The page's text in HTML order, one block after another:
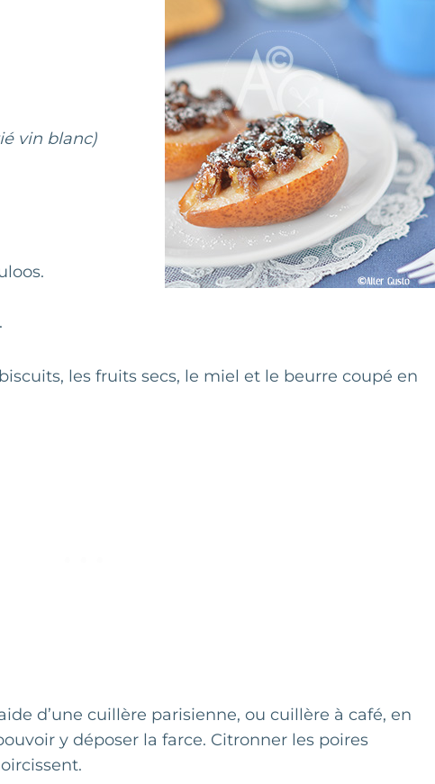
vin blanc)
les fruits secs, le miel et le beurre coupé en
d’une cuillère parisienne, ou cuillère à café, en
y déposer la farce. Citronner les poires